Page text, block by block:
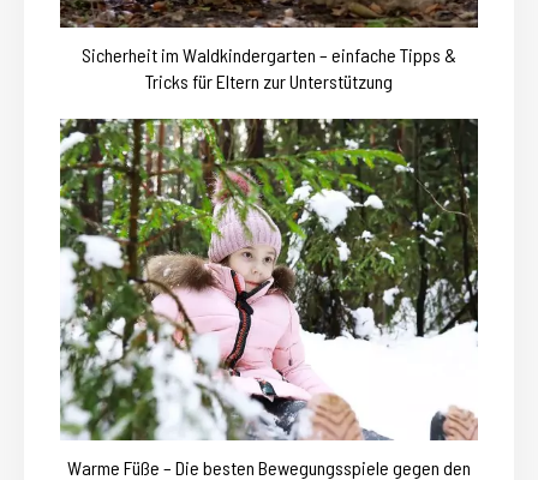
Sicherheit im Waldkindergarten – einfache Tipps &
Tricks für Eltern zur Unterstützung
Warme Füße – Die besten Bewegungsspiele gegen den